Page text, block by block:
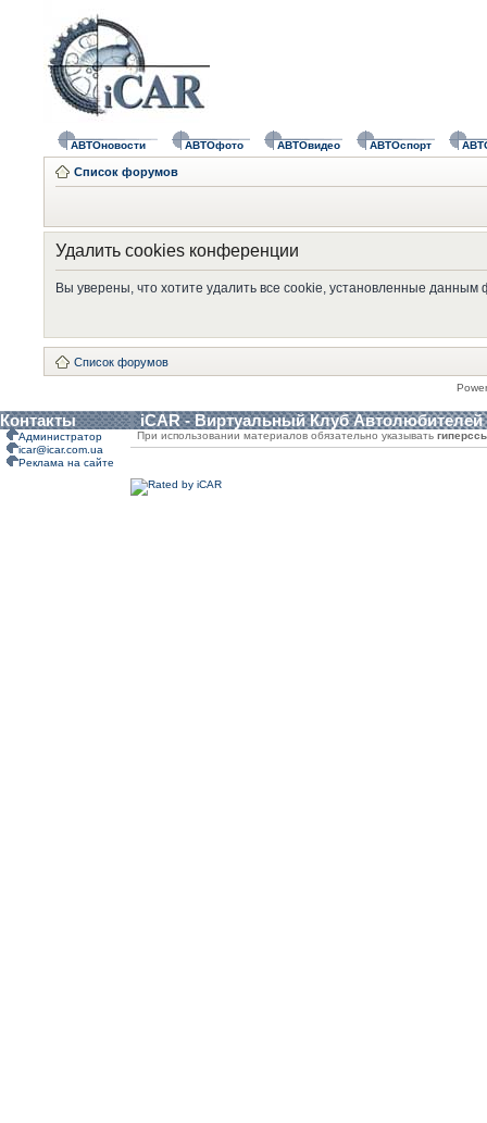
АВТОновости АВТОфото АВТОвидео АВТОспорт
Список форумов
Удалить cookies конференции
Вы уверены, что хотите удалить все cookie, установленные
Список форумов
Контакты iCAR - Виртуальный Клуб Автолюбителей
Администратор
icar@icar.com.ua
Реклама на сайте
При использовании материалов обязательно указывать